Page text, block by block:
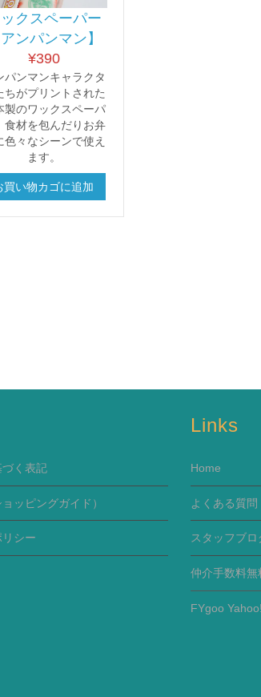
クスペーパー
アンパンマン】
¥390
パンマンキャラクタ
ちがプリントされた
製のワックスペーパ
食材を包んだりお弁
色々なシーンで使え
ます。
買い物カゴに追加
く表記
ョッピングガイド）
シー
Links
Home
よくある質問
スタッフブロ
仲介手数料無
FYgoo